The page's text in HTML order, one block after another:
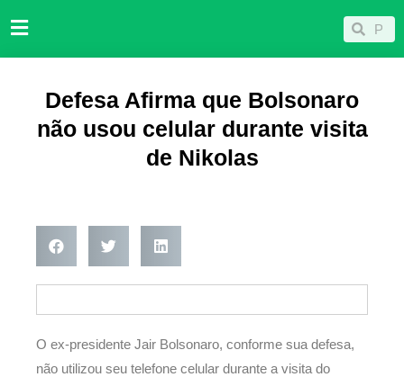
para
Pesquisar
Defesa Afirma que Bolsonaro
não usou celular durante visita
de Nikolas
O ex-presidente Jair Bolsonaro, conforme sua defesa,
não utilizou seu telefone celular durante a visita do